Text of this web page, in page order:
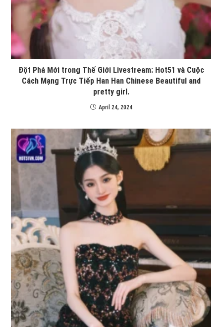
Đột Phá Mới trong Thế Giới Livestream: Hot51 và Cuộc
Cách Mạng Trực Tiếp Han Han Chinese Beautiful and
pretty girl.
April 24, 2024